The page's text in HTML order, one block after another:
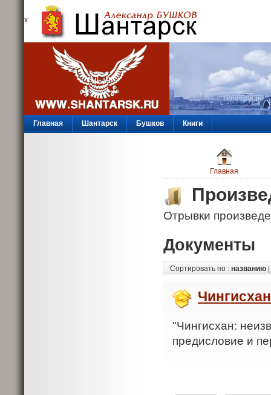
х
Главная Шантарск Бушков Книги
Главная
Отрывки
Документы
Сортировать по : названию
"Чингисхан:
предисловие и